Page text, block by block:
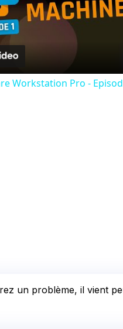
Workstation Pro -
un problème, il vient